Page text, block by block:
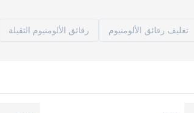
تغليف رقائق الألومنيوم رقائق الألومنيوم الثقيلة